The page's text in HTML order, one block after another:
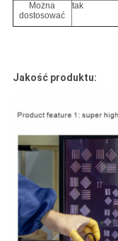
Można
dostosować
tak
Jakość produktu: